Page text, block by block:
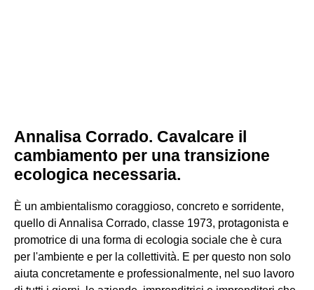
Annalisa Corrado. Cavalcare il
cambiamento per una transizione
ecologica necessaria.
È un ambientalismo coraggioso, concreto e sorridente,
quello di Annalisa Corrado, classe 1973, protagonista e
promotrice di una forma di ecologia sociale che è cura
per l'ambiente e per la collettività. E per questo non solo
aiuta concretamente e professionalmente, nel suo lavoro